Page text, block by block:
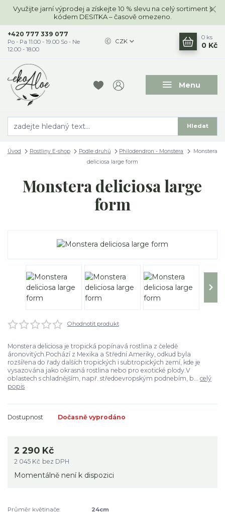
Využijte jarní výprodej a získejte 10 % slevu na celý sortiment s
kódem DESITKA – časově omezeno.
Menu
CZK
Hledat
+420 777 339 077
Po - Pa 11.00 - 19.00 So - Ne
12.00 - 18.00
0 ks
0 Kč
Úvod Rostliny E-shop Podle druhů Philodendron - Monstera
Monstera
deliciosa large form
Monstera deliciosa large
form
Ohodnotit produkt
Monstera deliciosa je tropická popínavá rostlina z čeledě
áronovitých.Pochází z Mexika a Střední Ameriky, odkud byla
rozšířena do řady dalších tropických i subtropických zemí, kde je
vysazována jako okrasná rostlina nebo pro exotické plody.V
oblastech s chladnějším, např. středoevropským podnebím, b... celý
popis
Dostupnost Dočasně vyprodáno
2 290 Kč
2 045 Kč bez DPH
Momentálně není k dispozici
Průměr květinače:
24cm